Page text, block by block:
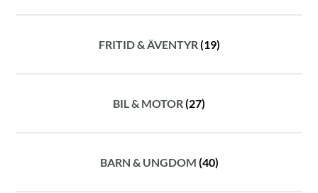
FRITID & ÄVENTYR(19)
BIL & MOTOR(27)
BARN & UNGDOM (40)